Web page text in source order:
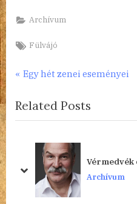
Archívum
Tags:
Fülvájó
Bejegyzés
navigáció
P
e
v
u
Egy hét zenei eseményei
Related Posts
Vérmedvék
Archívum
prev
next